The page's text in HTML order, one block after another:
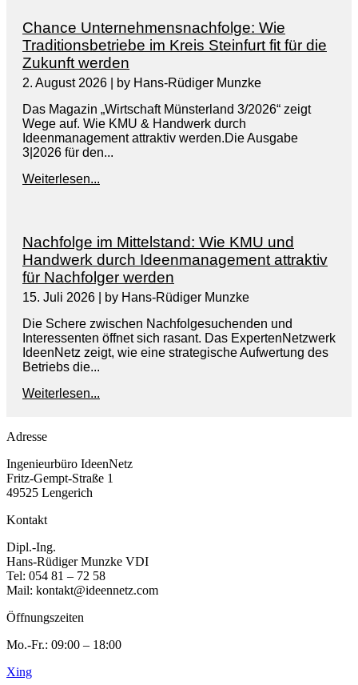
Chance Unternehmensnachfolge: Wie
Traditionsbetriebe im Kreis Steinfurt fit für die
Zukunft werden
2. August 2026
by Hans-Rüdiger Munzke
Das Magazin „Wirtschaft Münsterland 3/2026“ zeigt
Wege auf. Wie KMU & Handwerk durch
Ideenmanagement attraktiv werden.Die Ausgabe
3|2026 für den...
Weiterlesen...
Nachfolge im Mittelstand: Wie KMU und
Handwerk durch Ideenmanagement attraktiv
für Nachfolger werden
15. Juli 2026
by Hans-Rüdiger Munzke
Die Schere zwischen Nachfolgesuchenden und
Interessenten öffnet sich rasant. Das ExpertenNetzwerk
IdeenNetz zeigt, wie eine strategische Aufwertung des
Betriebs die...
Weiterlesen...
Adresse
Ingenieurbüro IdeenNetz
Fritz-Gempt-Straße 1
49525 Lengerich
Kontakt
Dipl.-Ing.
Hans-Rüdiger Munzke VDI
Tel: 054 81 – 72 58
Mail: kontakt@ideennetz.com
Öffnungszeiten
Mo.-Fr.: 09:00 – 18:00
Xing